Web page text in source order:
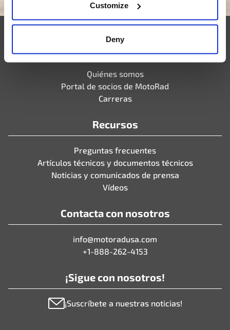
Customize
Deny
Empresa
Quiénes somos
Portal de socios de MotoRad
Carreras
Recursos
Preguntas frecuentes
Artículos técnicos y documentos técnicos
Noticias y comunicados de prensa
Vídeos
Contacta con nosotros
info@motoradusa.com
+1-888-262-4153
¡Sigue con nosotros!
¡Suscríbete a nuestras noticias!